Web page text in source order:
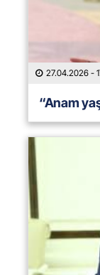
27.04.2026 -
“Anam